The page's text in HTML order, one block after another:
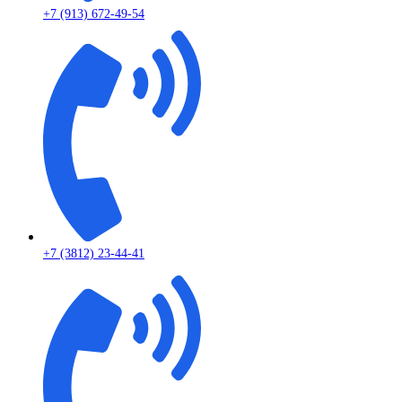
+7 (913) 672-49-54
+7 (3812) 23-44-41